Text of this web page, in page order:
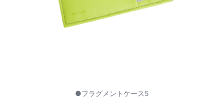
●フラグメントケース5